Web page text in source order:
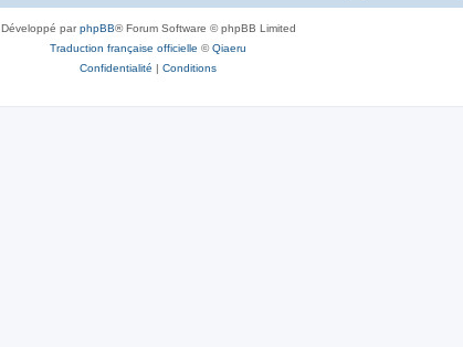
Développé parphpBB® Forum Software © phpBB Limited
Traduction française officielle ©Qiaeru
Confidentialité | Conditions